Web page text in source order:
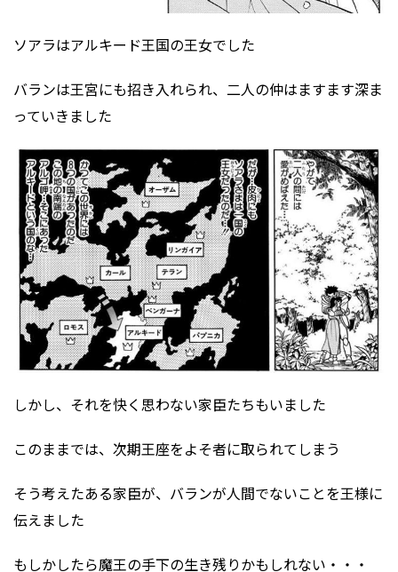
ソアラはアルキード王国の王女でした
バランは王宮にも招き入れられ、二人の仲はますます深ま
っていきました
しかし、それを快く思わない家臣たちもいました
このままでは、次期王座をよそ者に取られてしまう
そう考えたある家臣が、バランが人間でないことを王様に
伝えました
もしかしたら魔王の手下の生き残りかもしれない・・・